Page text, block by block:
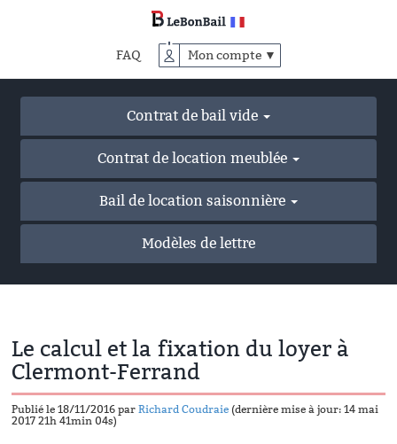
FAQ Mon compte ▼
Contrat de bail vide
Contrat de location meublée
Bail de location saisonnière
Modèles de lettre
Le calcul et la fixation du loyer à
Clermont-Ferrand
Publié le 18/11/2016 parRichard Coudraie (dernière mise à jour: 14 mai
2017 21h 41min 04s)